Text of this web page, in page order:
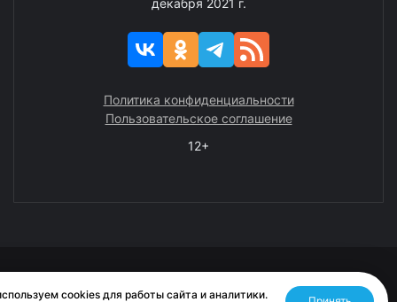
декабря 2021 г.
Политика конфиденциальности
Пользовательское соглашение
12+
cookies для работы сайта и аналитики.